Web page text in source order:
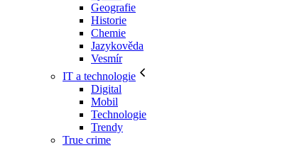
Geografie
Historie
Chemie
Jazykověda
Vesmír
IT a technologie
Digital
Mobil
Technologie
Trendy
True crime